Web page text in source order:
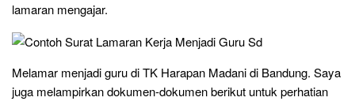
lamaran mengajar.
Melamar menjadi guru di TK Harapan Madani di Bandung. Saya
juga melampirkan dokumen-dokumen berikut untuk perhatian